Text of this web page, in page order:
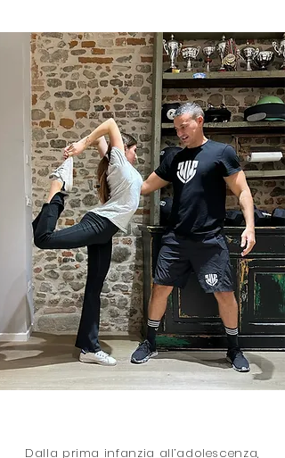
Dalla prima infanzia all’adolescenza,